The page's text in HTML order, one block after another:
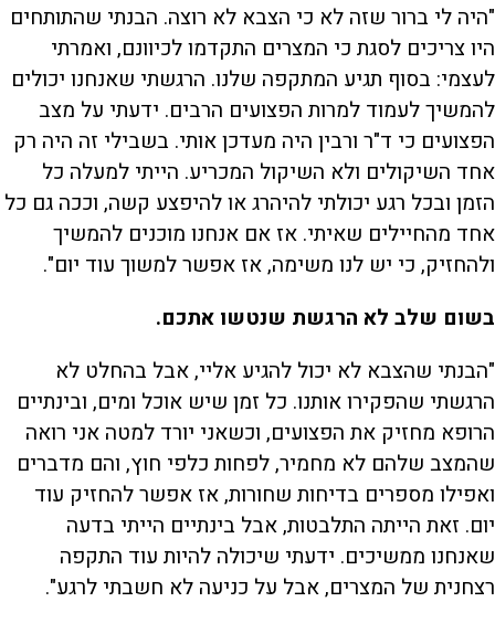
"היה לי ברור שזה לא כי הצבא לא רוצה. הבנתי שהתותחים
היו צריכים לסגת כי המצרים התקדמו לכיוונם, ואמרתי
לעצמי: בסוף תגיע המתקפה שלנו. הרגשתי שאנחנו יכולים
להמשיך לעמוד למרות הפצועים הרבים. ידעתי על מצב
הפצועים כי ד"ר ורבין היה מעדכן אותי. בשבילי זה היה רק
אחד השיקולים ולא השיקול המכריע. הייתי למעלה כל
הזמן ובכל רגע יכולתי להיהרג או להיפצע קשה, וככה גם כל
אחד מהחיילים שאיתי. אז אם אנחנו מוכנים להמשיך
ולהחזיק, כי יש לנו משימה, אז אפשר למשוך עוד יום".
בשום שלב לא הרגשת שנטשו אתכם.
"הבנתי שהצבא לא יכול להגיע אליי, אבל בהחלט לא
הרגשתי שהפקירו אותנו. כל זמן שיש אוכל ומים, ובינתיים
הרופא מחזיק את הפצועים, וכשאני יורד למטה אני רואה
שהמצב שלהם לא מחמיר, לפחות כלפי חוץ, והם מדברים
ואפילו מספרים בדיחות שחורות, אז אפשר להחזיק עוד
יום. זאת הייתה התלבטות, אבל בינתיים הייתי בדעה
שאנחנו ממשיכים. ידעתי שיכולה להיות עוד התקפה
רצחנית של המצרים, אבל על כניעה לא חשבתי לרגע".